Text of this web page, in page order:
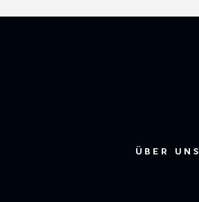
ÜBER UNS